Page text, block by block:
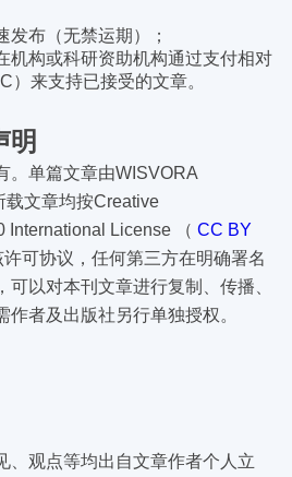
发布（无禁运期）；
机构或科研资助机构通过支付相对
）来支持已接受的文章。
明
。单篇文章由WISVORA
载文章均按Creative
International License （ CC BY
可协议，任何第三方在明确署名
可以对本刊文章进行复制、传播、
者及出版社另行单独授权。
、观点等均出自文章作者个人立